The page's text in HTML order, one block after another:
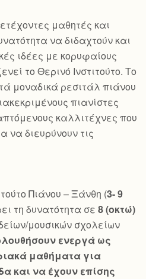
μαθητές και
να διδαχτούν και
ιδέες με κορυφαίους
το Θερινό Ινστιτούτο. Το
μοναδικά ρεσιτάλ πιάνου
πιανίστες
καλλιτέχνες που
να διευρύνουν τις
Πιάνου – Ξάνθη (3- 9
τη δυνατότητα σε 8 (οκτώ)
μουσικών σχολείων
ενεργά ως
μαθήματα για
και να έχουν επίσης